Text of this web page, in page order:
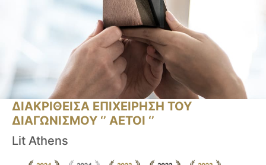
ΔΙΑΚΡΙΘΕΙΣΑ ΕΠΙΧΕΙΡΗΣΗ ΤΟΥ
ΔΙΑΓΩΝΙΣΜΟΥ ‘’ ΑΕΤΟΙ ‘’
Lit Athens